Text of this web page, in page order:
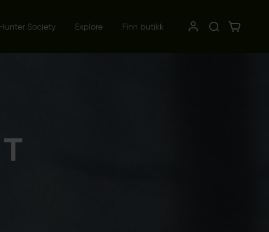
Society Explore Finn butikk